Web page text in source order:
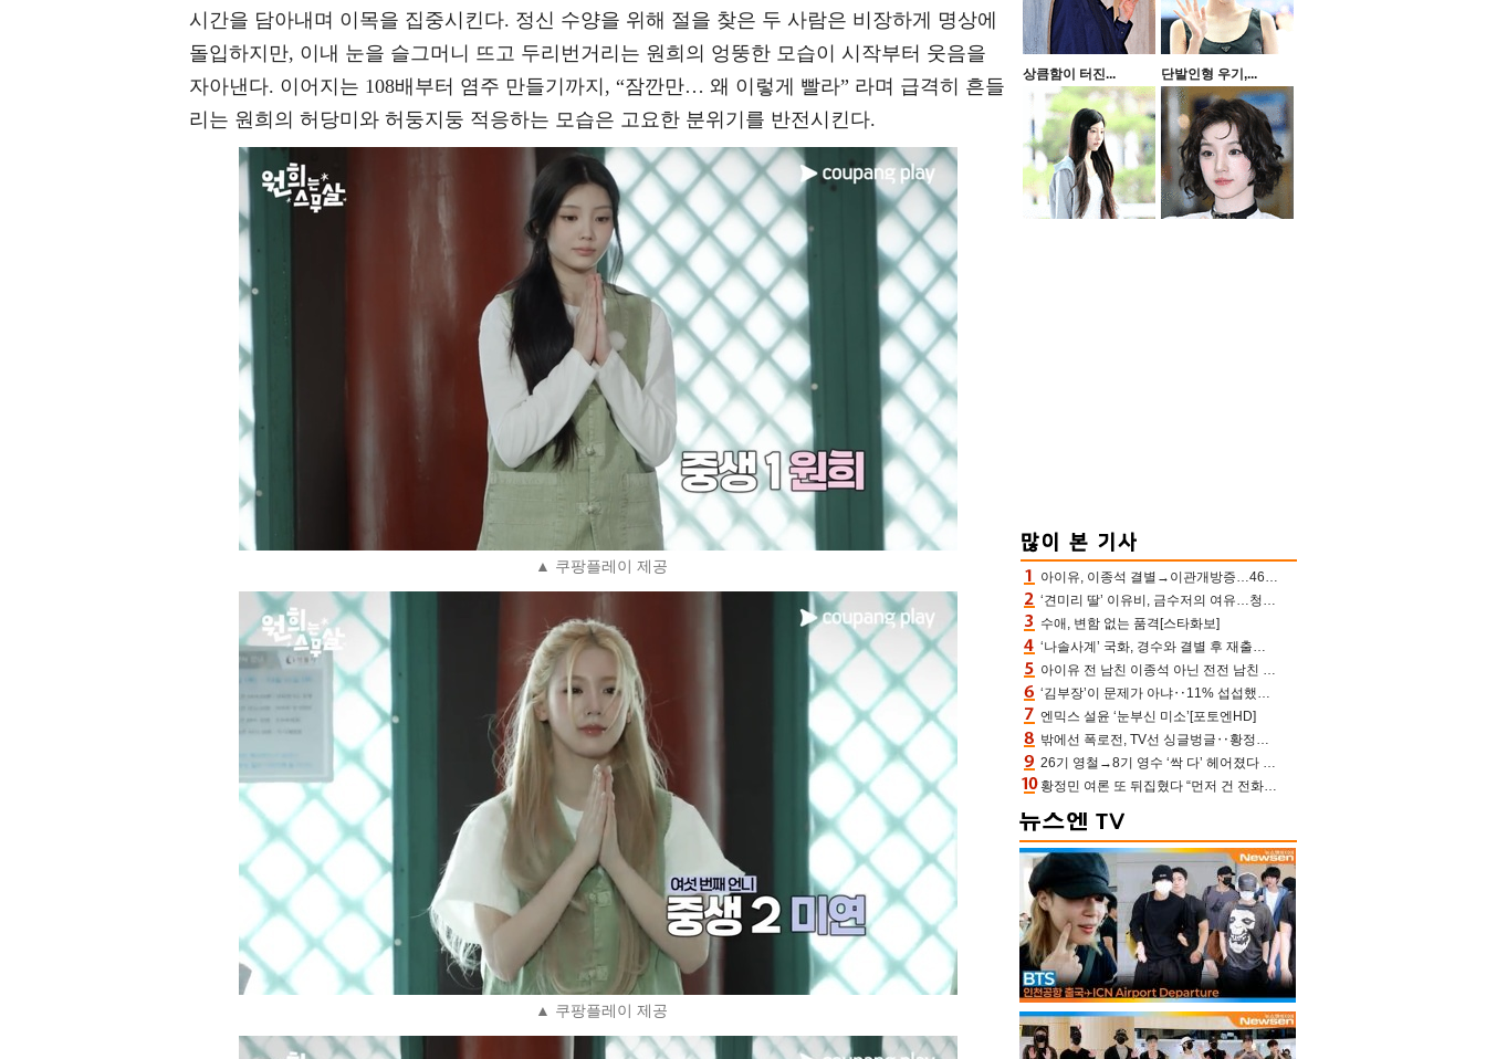
시간을 담아내며 이목을 집중시킨다. 정신 수양을 위해 절을 찾은 두 사람은 비장하게 명상에
돌입하지만, 이내 눈을 슬그머니 뜨고 두리번거리는 원희의 엉뚱한 모습이 시작부터 웃음을
자아낸다. 이어지는 108배부터 염주 만들기까지, “잠깐만… 왜 이렇게 빨라” 라며 급격히 흔들
리는 원희의 허당미와 허둥지둥 적응하는 모습은 고요한 분위기를 반전시킨다.
▲ 쿠팡플레이 제공
▲ 쿠팡플레이 제공
상큼함이 터진... 단발인형 우기,...
아이유, 이종석 결별→이관개방증…46장 꽉 채운 유애나 ♥ “열심히 사는 중”
‘견미리 딸’ 이유비, 금수저의 여유…청순 미모에 반전 슬림 라인
수애, 변함 없는 품격[스타화보]
‘나솔사계’ 국화, 경수와 결별 후 재출연…첫인상 3표 몰표
아이유 전 남친 이종석 아닌 전전 남친 장기하 소환 ‘별일 없이 산다’ 선곡…46장에 꾹 눌러 담은 근황
‘김부장’이 문제가 아냐‥11% 섭섭했던 ‘재벌X형사2’ 돈·빽 총동원해 컴백 [TV보고서]
엔믹스 설윤 ‘눈부신 미소’[포토엔HD]
밖에선 폭로전, TV선 싱글벙글‥황정민 ‘틈만 나면’ 출연, 피로감은 시청자 몫
26기 영철→8기 영수 ‘싹 다’ 헤어졌다 ‘나솔사계’ 충격의 현커 0쌍 (촌장TV)
황정민 여론 또 뒤집혔다 “먼저 건 전화 62통, 그만 연락해” vs 女팬 “녹취 다 올려” 진흙탕 싸움